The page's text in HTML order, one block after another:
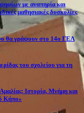
με αναπηρία και
μαθησιακές δυσκολίες
θα γράψουν στο 14ο ΓΕΛ
του σχολείου για τη
Ιστορία, Μνήμη και
Κήπο»